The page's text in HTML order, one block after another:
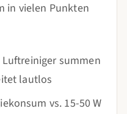
in vielen Punkten
summen
lautlos
vs. 15-50 W